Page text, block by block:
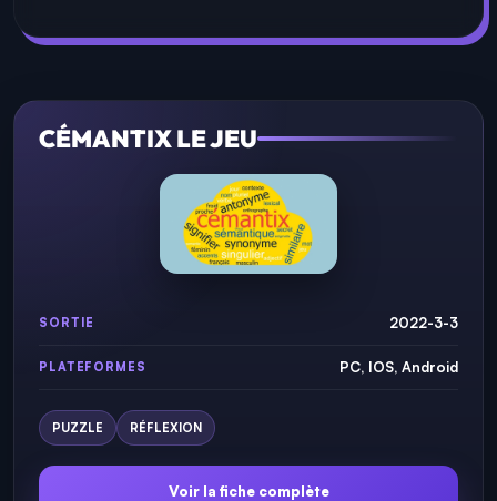
CÉMANTIX LE JEU
SORTIE 2022-3-3
PLATEFORMES PC, IOS, Android
PUZZLE RÉFLEXION
Voir la fiche complète